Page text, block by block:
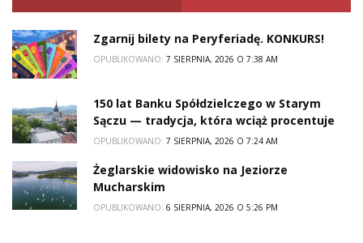
Zgarnij bilety na Peryferiadę. KONKURS!
OPUBLIKOWANO: 7 SIERPNIA, 2026 O 7:38 AM
150 lat Banku Spółdzielczego w Starym
Sączu — tradycja, która wciąż procentuje
OPUBLIKOWANO: 7 SIERPNIA, 2026 O 7:24 AM
Żeglarskie widowisko na Jeziorze
Mucharskim
OPUBLIKOWANO: 6 SIERPNIA, 2026 O 5:26 PM